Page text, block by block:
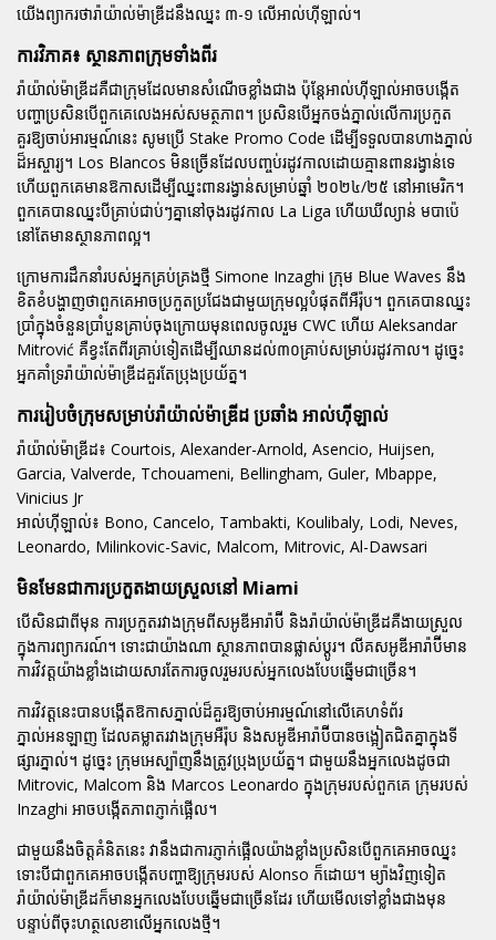
យើងព្យាករថារ៉ាយ៉ាល់ម៉ាឌ្រីដនឹងឈ្នះ ៣-១ លើអាល់ហ៊ីឡាល់។
ការវិភាគ៖ ស្ថានភាពក្រុមទាំងពីរ
រ៉ាយ៉ាល់ម៉ាឌ្រីដគឺជាក្រុមដែលមានសំណើចខ្លាំងជាង ប៉ុន្តែអាល់ហ៊ីឡាល់អាចបង្កើត
បញ្ហាប្រសិនបើពួកគេលេងអស់សមត្ថភាព។ ប្រសិនបើអ្នកចង់ភ្នាល់លើការប្រកួត
គួរឱ្យចាប់អារម្មណ៍នេះ សូមប្រើ Stake Promo Code ដើម្បីទទួលបានហាងភ្នាល់
ដ៏អស្ចារ្យ។ Los Blancos មិនច្រើនដែលបញ្ចប់រដូវកាលដោយគ្មានពានរង្វាន់ទេ
ហើយពួកគេមានឱកាសដើម្បីឈ្នះពានរង្វាន់សម្រាប់ឆ្នាំ ២០២៤/២៥ នៅអាមេរិក។
ពួកគេបានឈ្នះបីគ្រាប់ជាប់ៗគ្នានៅចុងរដូវកាល La Liga ហើយឃីល្យាន់ មបាប៉េ
នៅតែមានស្ថានភាពល្អ។
ក្រោមការដឹកនាំរបស់អ្នកគ្រប់គ្រងថ្មី Simone Inzaghi ក្រុម Blue Waves នឹង
ខិតខំបង្ហាញថាពួកគេអាចប្រកួតប្រជែងជាមួយក្រុមល្អបំផុតពីអឺរ៉ុប។ ពួកគេបានឈ្នះ
ប្រាំក្នុងចំនួនប្រាំបួនគ្រាប់ចុងក្រោយមុនពេលចូលរួម CWC ហើយ Aleksandar
Mitrović គឺខ្វះតែពីរគ្រាប់ទៀតដើម្បីឈានដល់៣០គ្រាប់សម្រាប់រដូវកាល។ ដូច្នេះ
អ្នកគាំទ្ររ៉ាយ៉ាល់ម៉ាឌ្រីដគួរតែប្រុងប្រយ័ត្ន។
ការរៀបចំក្រុមសម្រាប់រ៉ាយ៉ាល់ម៉ាឌ្រីដ ប្រឆាំង អាល់ហ៊ីឡាល់
រ៉ាយ៉ាល់ម៉ាឌ្រីដ៖ Courtois, Alexander-Arnold, Asencio, Huijsen,
Garcia, Valverde, Tchouameni, Bellingham, Guler, Mbappe,
Vinicius Jr
អាល់ហ៊ីឡាល់៖ Bono, Cancelo, Tambakti, Koulibaly, Lodi, Neves,
Leonardo, Milinkovic-Savic, Malcom, Mitrovic, Al-Dawsari
មិនមែនជាការប្រកួតងាយស្រួលនៅ Miami
បើសិនជាពីមុន ការប្រកួតរវាងក្រុមពីសអូឌីអារ៉ាប៊ី និងរ៉ាយ៉ាល់ម៉ាឌ្រីដគឺងាយស្រួល
ក្នុងការព្យាករណ៍។ ទោះជាយ៉ាងណា ស្ថានភាពបានផ្លាស់ប្តូរ។ លីគសអូឌីអារ៉ាប៊ីមាន
ការវិវត្តយ៉ាងខ្លាំងដោយសារតែការចូលរួមរបស់អ្នកលេងបែបឆ្នើមជាច្រើន។
ការវិវត្តនេះបានបង្កើតឱកាសភ្នាល់ដ៏គួរឱ្យចាប់អារម្មណ៍នៅលើគេហទំព័រ
ភ្នាល់អនឡាញ ដែលគម្លាតរវាងក្រុមអឺរ៉ុប និងសអូឌីអារ៉ាប៊ីបានចង្អៀតជិតគ្នាក្នុងទី
ផ្សារភ្នាល់។ ដូច្នេះ ក្រុមអេស្ប៉ាញនឹងត្រូវប្រុងប្រយ័ត្ន។ ជាមួយនឹងអ្នកលេងដូចជា
Mitrovic, Malcom និង Marcos Leonardo ក្នុងក្រុមរបស់ពួកគេ ក្រុមរបស់
Inzaghi អាចបង្កើតភាពភ្ញាក់ផ្អើល។
ជាមួយនឹងចិត្តគំនិតនេះ វានឹងជាការភ្ញាក់ផ្អើលយ៉ាងខ្លាំងប្រសិនបើពួកគេអាចឈ្នះ
ទោះបីជាពួកគេអាចបង្កើតបញ្ហាឱ្យក្រុមរបស់ Alonso ក៏ដោយ។ ម្យ៉ាងវិញទៀត
រ៉ាយ៉ាល់ម៉ាឌ្រីដក៏មានអ្នកលេងបែបឆ្នើមជាច្រើនដែរ ហើយមើលទៅខ្លាំងជាងមុន
បន្ទាប់ពីចុះហត្ថលេខាលើអ្នកលេងថ្មី។